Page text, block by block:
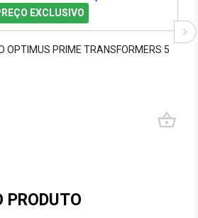
EXCLUSIVO
OPTIMUS PRIME TRANSFORMERS 5
PRODUTO